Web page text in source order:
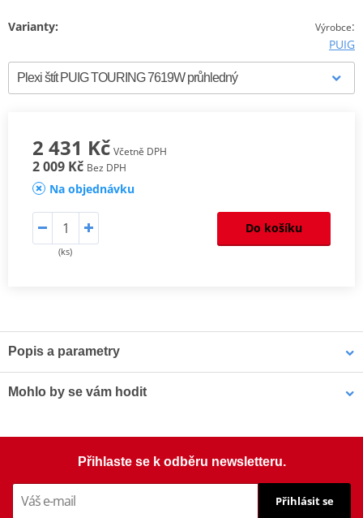
Výrobce:
PUIG
Varianty:
2 431 Kč Včetně DPH
2 009 Kč Bez DPH
Na objednávku
(ks)
Do košíku
Popis a parametry
Mohlo by se vám hodit
Přihlaste se k odběru newsletteru.
Přihlásit se